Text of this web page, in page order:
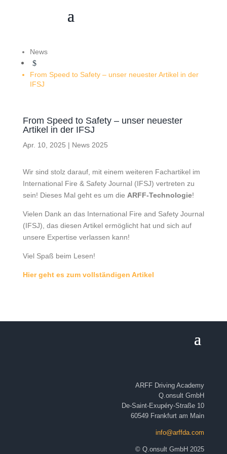
News
$
From Speed to Safety – unser neuester Artikel in der
IFSJ
From Speed to Safety – unser neuester
Artikel in der IFSJ
Apr. 10, 2025 | News 2025
Wir sind stolz darauf, mit einem weiteren Fachartikel im
International Fire & Safety Journal (IFSJ) vertreten zu
sein! Dieses Mal geht es um die ARFF-Technologie!
Vielen Dank an das International Fire and Safety Journal
(IFSJ), das diesen Artikel ermöglicht hat und sich auf
unsere Expertise verlassen kann!
Viel Spaß beim Lesen!
Hier geht es zum vollständigen Artikel
ARFF Driving Academy
Q.onsult GmbH
De-Saint-Exupéry-Straße 10
60549 Frankfurt am Main
info@arffda.com
©Q.onsult GmbH 2025